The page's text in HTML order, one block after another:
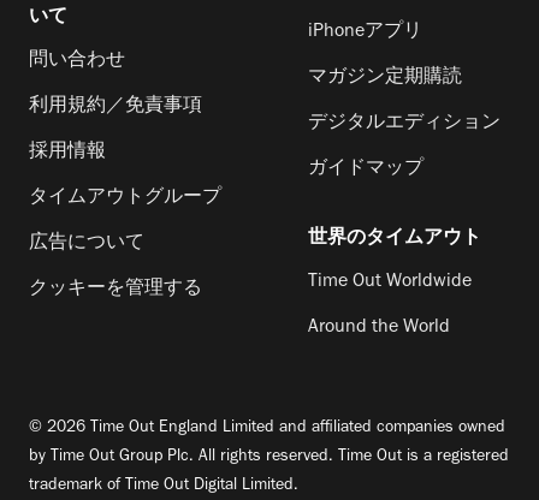
いて
問い合わせ
利用規約／免責事項
採用情報
タイムアウトグループ
広告について
クッキーを管理する
iPhoneアプリ
マガジン定期購読
デジタルエディション
ガイドマップ
世界のタイムアウト
Time Out Worldwide
Around the World
© 2026 Time Out England Limited and affiliated companies owned
by Time Out Group Plc. All rights reserved. Time Out is a registered
trademark of Time Out Digital Limited.